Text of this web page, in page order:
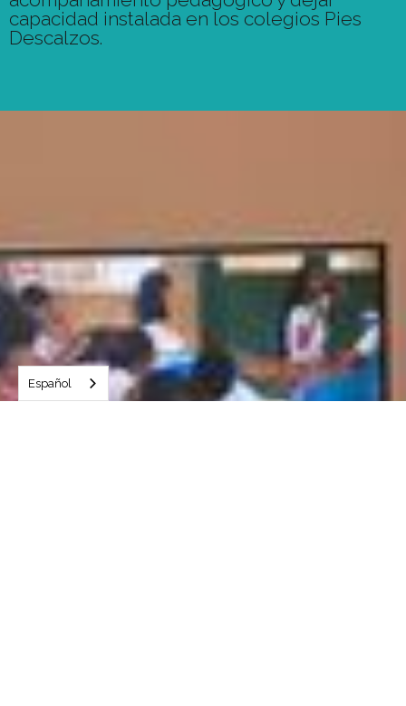
capacidad instalada en los colegios Pies
Descalzos.
Español